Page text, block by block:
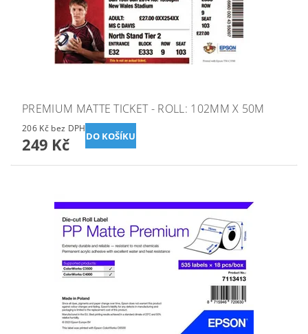
PREMIUM MATTE TICKET - ROLL: 102MM X 50M
206 Kč bez DPH
249 Kč